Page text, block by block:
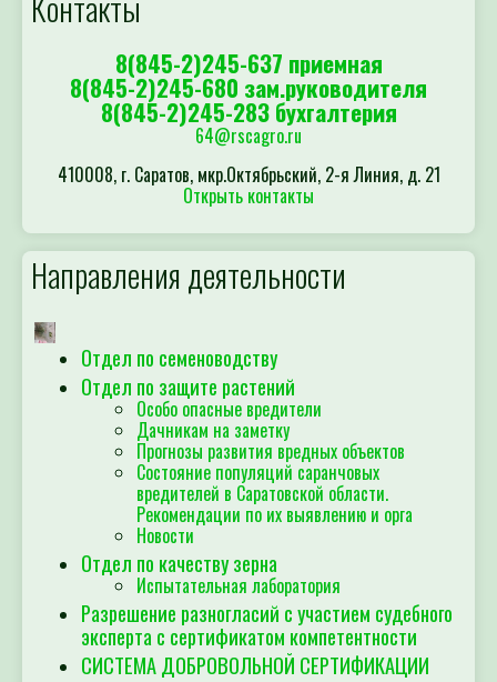
8(845-2)245-637 приемная
8(845-2)245-680 зам.руководителя
8(845-2)245-283 бухгалтерия
64@rscagro.ru
410008, г. Саратов, мкр.Октябрьский, 2-я Линия, д. 21
Открыть контакты
Направления деятельности
Отдел по семеноводству
Отдел по защите растений
Особо опасные вредители
Дачникам на заметку
Прогнозы развития вредных объектов
Состояние популяций саранчовых
вредителей в Саратовской области.
Рекомендации по их выявлению и орга
Новости
Отдел по качеству зерна
Испытательная лаборатория
Разрешение разногласий с участием судебного
эксперта с сертификатом компетентности
СИСТЕМА ДОБРОВОЛЬНОЙ СЕРТИФИКАЦИИ